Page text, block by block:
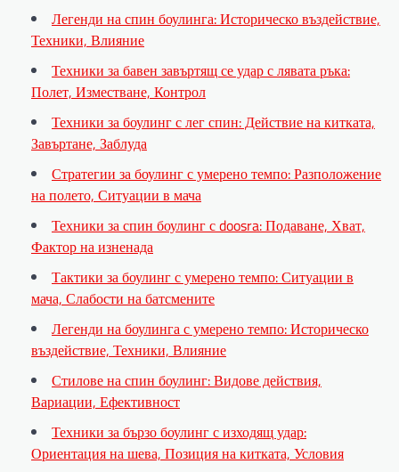
Легенди на спин боулинга: Историческо въздействие,
Техники, Влияние
Техники за бавен завъртящ се удар с лявата ръка:
Полет, Изместване, Контрол
Техники за боулинг с лег спин: Действие на китката,
Завъртане, Заблуда
Стратегии за боулинг с умерено темпо: Разположение
на полето, Ситуации в мача
Техники за спин боулинг с doosra: Подаване, Хват,
Фактор на изненада
Тактики за боулинг с умерено темпо: Ситуации в
мача, Слабости на батсмените
Легенди на боулинга с умерено темпо: Историческо
въздействие, Техники, Влияние
Стилове на спин боулинг: Видове действия,
Вариации, Ефективност
Техники за бързо боулинг с изходящ удар:
Ориентация на шева, Позиция на китката, Условия